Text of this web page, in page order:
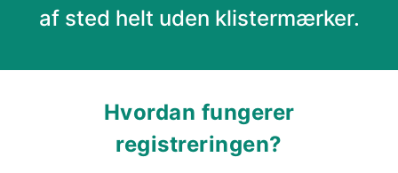
af sted helt uden klistermærker.
Hvordan fungerer
registreringen?